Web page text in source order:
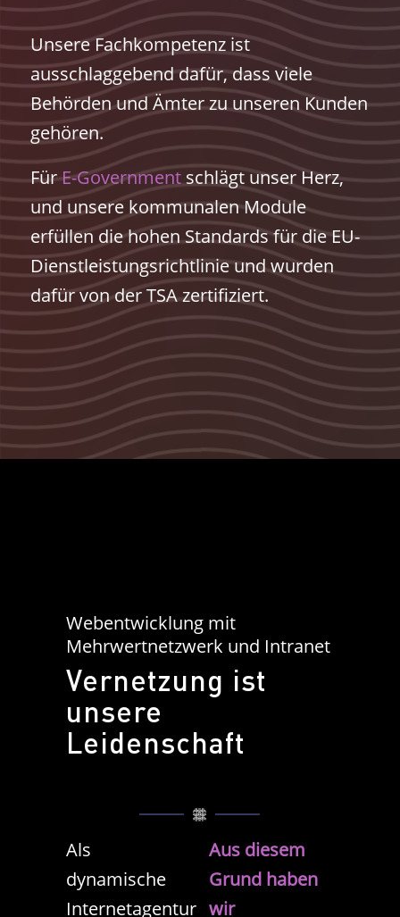
Unsere Fachkompetenz ist
ausschlaggebend dafür, dass viele
Behörden und Ämter zu unseren Kunden
gehören.
FürE-Governmentschlägt unser Herz,
und unsere kommunalen Module
erfüllen die hohen Standards für die EU-
Dienstleistungsrichtlinie und wurden
dafür von der TSA zertifiziert.
Webentwicklung mit
Mehrwertnetzwerk und Intranet
Vernetzung ist
unsere
Leidenschaft
Als
dynamische
Internetagentur
Aus diesem
Grund haben
wir